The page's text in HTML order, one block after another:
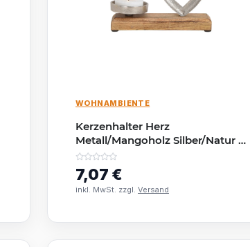
WOHNAMBIENTE
Kerzenhalter Herz
Metall/Mangoholz Silber/Natur |
20×12×8 cm
7,07 €
inkl. MwSt. zzgl. Versand